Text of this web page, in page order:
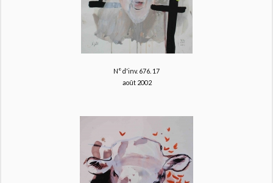
N° d'inv. 676. 17
août 2002